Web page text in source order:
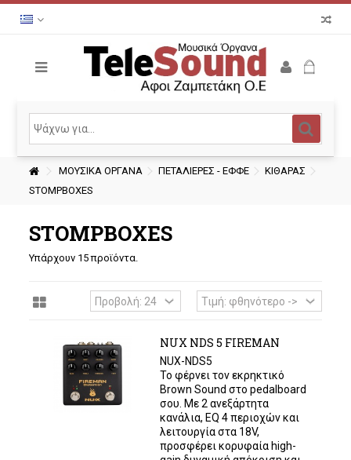
ΜΟΥΣΙΚΑ ΟΡΓΑΝΑ ΠΕΤΑΛΙΕΡΕΣ - ΕΦΦΕ
ΚΙΘΑΡΑΣ
STOMPBOXES
STOMPBOXES
Υπάρχουν 15 προϊόντα.
NUX NDS 5 FIREMAN
NUX-NDS5
Το φέρνει τον εκρηκτικό
Brown Sound στο pedalboard
σου. Με 2 ανεξάρτητα
κανάλια, EQ 4 περιοχών και
λειτουργία στα 18V,
προσφέρει κορυφαία high-